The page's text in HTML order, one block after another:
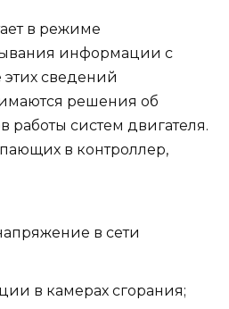
в режиме
информации с
этих сведений
решения об
систем двигателя.
в контроллер,
в сети
в камерах сгорания;